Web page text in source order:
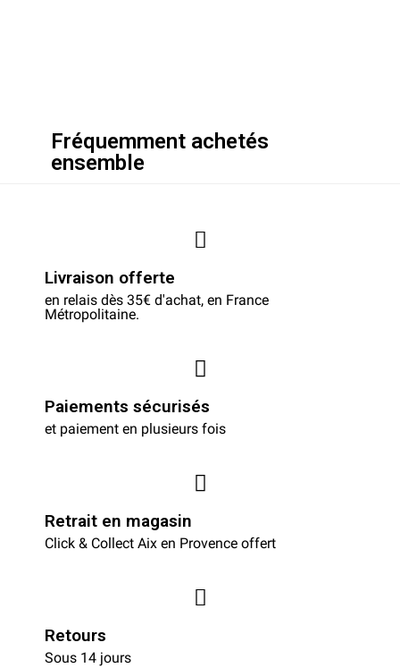
Fréquemment achetés
ensemble
Livraison offerte
en relais dès 35€ d'achat, en France
Métropolitaine.
Paiements sécurisés
et paiement en plusieurs fois
Retrait en magasin
Click & Collect Aix en Provence offert
Retours
Sous 14 jours